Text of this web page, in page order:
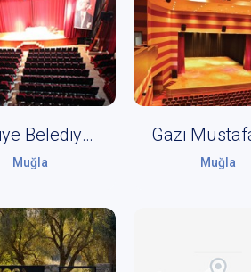
Fethiye Belediyesi Kültür Merkezi
Muğla Muğla